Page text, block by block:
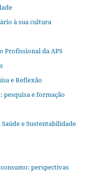
à sua cultura
Profissional da APS
e Reflexão
pesquisa e formação
e Sustentabilidade
perspectivas